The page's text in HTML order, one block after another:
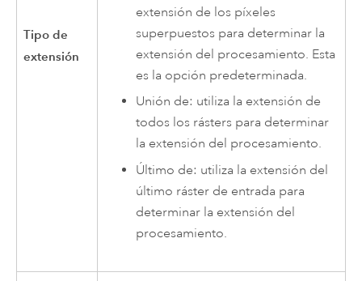
Tipo de
extensión
extensión de los píxeles
superpuestos para determinar la
extensión del procesamiento. Esta
es la opción predeterminada.
Unión de: utiliza la extensión de
todos los rásters para determinar
la extensión del procesamiento.
Último de: utiliza la extensión del
último ráster de entrada para
determinar la extensión del
procesamiento.